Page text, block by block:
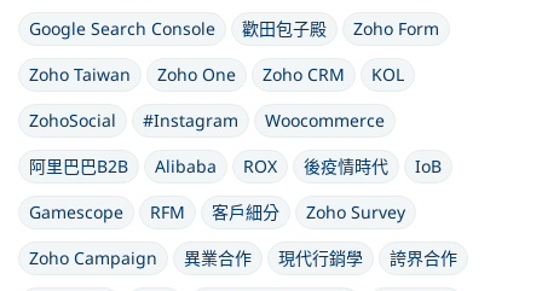
Google Search Console
歡田包子殿
Zoho Form
Zoho Taiwan
Zoho One Zoho CRM
KOL
ZohoSocial
#Instagram
Woocommerce
阿里巴巴B2B
Alibaba ROX 後疫情時代
IoB
Gamescope
RFM 客戶細分
Zoho Survey
Zoho Campaign
異業合作 現代行銷學
誇界合作